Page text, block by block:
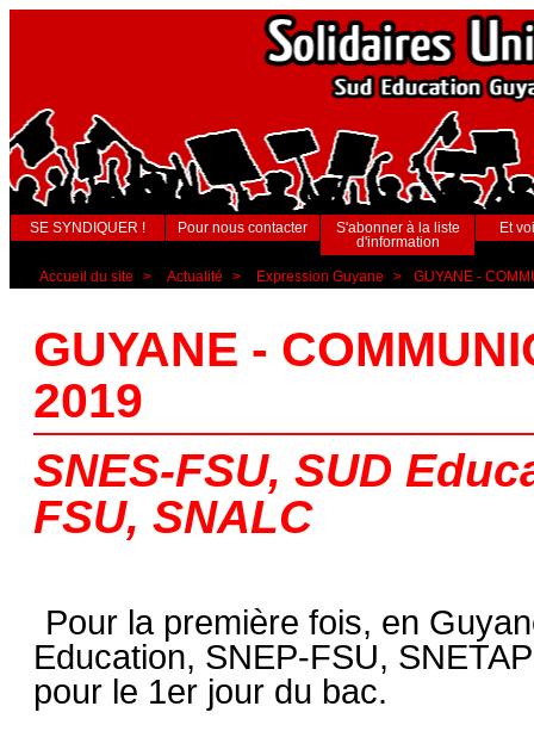
SE SYNDIQUER ! Pour nous contacter
S'abonner à la liste
d'information
Et
Accueil du site > Actualité > Expression Guyane > GUYANE -
GUYANE -
2019
SNES-FSU, SUD
FSU, SNALC
Pour la première fois, en
Education, SNEP-FSU,
pour le 1er jour du bac.